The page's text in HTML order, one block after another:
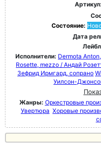
Артикул:
Состояние:
Дата
Исполнители: Dermota
Rosette, mezzo / Андай
Зефрид Ирмгард, сопрано
Уилсон-
Жанры: Оркестровые
Увертюра Хоровые